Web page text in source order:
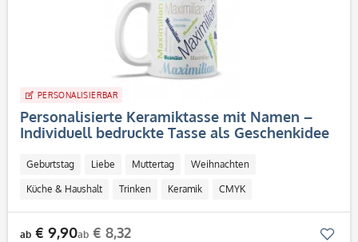
PERSONALISIERBAR
Personalisierte Keramiktasse mit Namen –
Individuell bedruckte Tasse als Geschenkidee
Geburtstag Liebe Muttertag Weihnachten
Küche & Haushalt Trinken Keramik CMYK
Personalisierbar / Onlinegestaltung
ab € 9,90ab € 8,32